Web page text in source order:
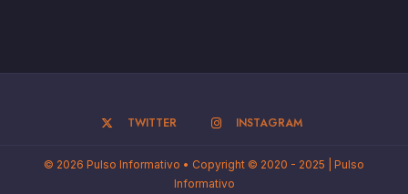
TWITTER INSTAGRAM
© 2026 Pulso Informativo • Copyright © 2020 - 2025 | Pulso
Informativo